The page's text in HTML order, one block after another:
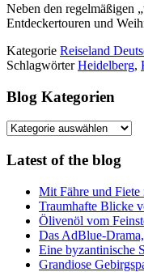
Neben den regelmäßigen
Entdeckertouren und
Kategorie Reiseland
SchlagwörterHeidelberg,
Blog Kategorien
Blog
Latest of the blog
Mit Fähre und Fiete
Traumhafte Blicke
Ölivenöl vom
Das AdBlue-
Eine byzantinische
Grandiose